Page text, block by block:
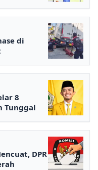
di
8
Tunggal
DPR